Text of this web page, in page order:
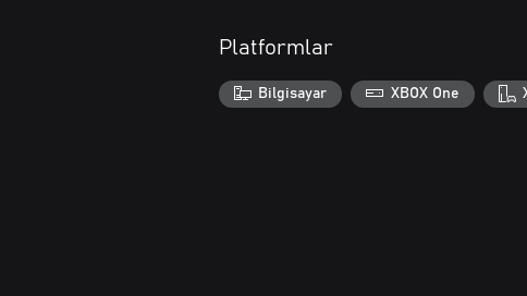
Platformlar
Bilgisayar XBOX One